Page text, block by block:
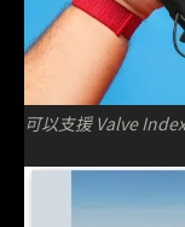
可以支援 Valve